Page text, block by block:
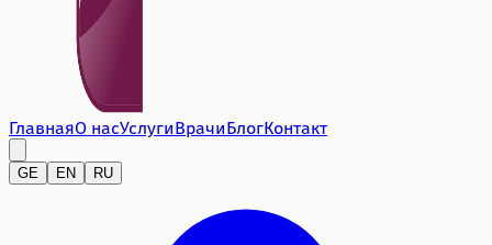
ГлавнаяО насУслугиВрачиБлогКонтакт
GE EN RU